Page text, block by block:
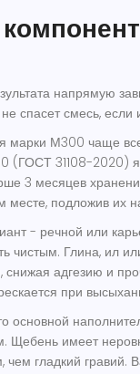
напрямую
спасет смесь, если
марки М300 чаще
31108-2020)
3 месяцев
месте, подложив их
- речной или
чистым. Глина, ил
адгезию и
при
основной
имеет
чем гладкий